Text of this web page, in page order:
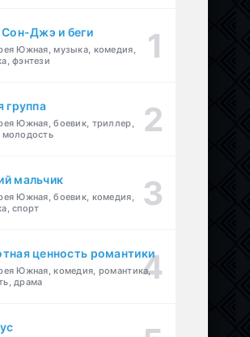
Сон-Джэ и беги
Южная, музыка, комедия,
фэнтези
группа
Южная, боевик, триллер,
мальчик
Южная, боевик, комедия,
спорт
ценность романтики
Южная, комедия, романтика,
драма